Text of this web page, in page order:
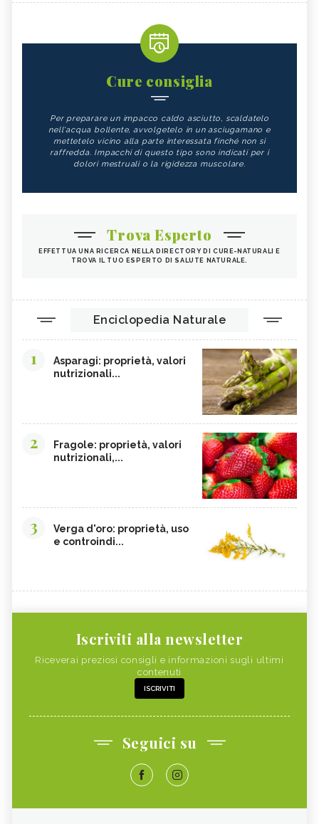
Cure consiglia
Per preparare un impacco caldo asciutto, scaldatelo
nell'acqua bollente, avvolgetelo in un asciugamano e
mettetelo vicino alla parte interessata finché non si
raffredda. Impacchi di questo tipo sono indicati per i
dolori mestruali o la rigidezza muscolare.
Trova Esperto
EFFETTUA UNA RICERCA NELLA DIRECTORY DI CURE-NATURALI E
TROVA IL TUO ESPERTO DI SALUTE NATURALE.
Enciclopedia Naturale
1
Asparagi: proprietà, valori
nutrizionali...
2
Fragole: proprietà, valori
nutrizionali,...
3
Verga d'oro: proprietà, uso
e controindi...
Iscriviti alla newsletter
Riceverai preziosi consigli e informazioni sugli ultimi
contenuti
ISCRIVITI
Seguici su